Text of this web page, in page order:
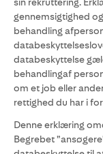
gennemsigtighed
behandling
databeskyttelse
behandlingaf
om et job eller
rettighed du har i
Denne erklæring
Begrebet